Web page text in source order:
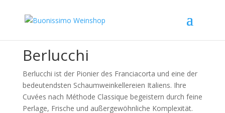
Berlucchi
Berlucchi ist der Pionier des Franciacorta und eine der
bedeutendsten Schaumweinkellereien Italiens. Ihre
Cuvées nach Méthode Classique begeistern durch feine
Perlage, Frische und außergewöhnliche Komplexität.
Angebot!